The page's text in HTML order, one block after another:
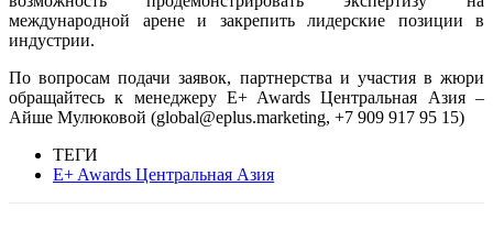
международной арене и закрепить лидерские позиции в
индустрии.
По вопросам подачи заявок, партнерства и участия в жюри
обращайтесь к менеджеру E+ Awards Центральная Азия –
Айше Мулюковой (global@eplus.marketing, +7 909 917 95 15)
ТЕГИ
E+ Awards Центральная Азия